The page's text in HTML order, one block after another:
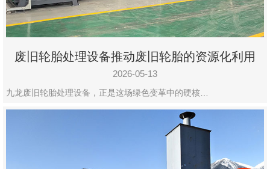
废旧轮胎处理设备推动废旧轮胎的资源化利用
2026-05-13
九龙废旧轮胎处理设备，正是这场绿色变革中的硬核…